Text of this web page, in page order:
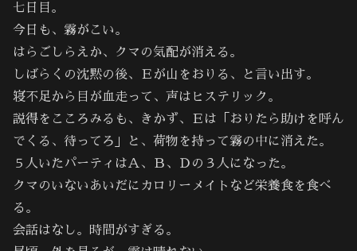
七日目。
今日も、霧がこい。
はらごしらえか、クマの気配が消える。
しばらくの沈黙の後、Ｅが山をおりる、と言い出す。
寝不足から目が血走って、声はヒステリック。
説得をこころみるも、きかず、Ｅは「おりたら助けを呼ん
でくる、待ってろ」と、荷物を持って霧の中に消えた。
５人いたパーティはＡ、Ｂ、Ｄの３人になった。
クマのいないあいだにカロリーメイトなど栄養食を食べ
る。
会話はなし。時間がすぎる。